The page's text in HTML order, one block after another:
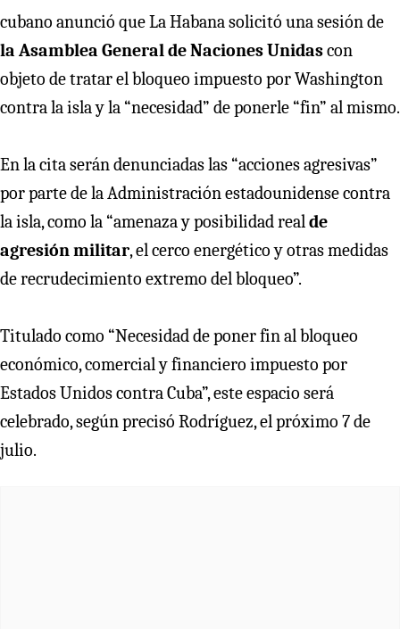
cubano anunció que La Habana solicitó una sesión de
la Asamblea General de Naciones Unidascon
objeto de tratar el bloqueo impuesto por Washington
contra la isla y la “necesidad” de ponerle “fin” al mismo.
En la cita serán denunciadas las “acciones agresivas”
por parte de la Administración estadounidense contra
la isla, como la “amenaza y posibilidad realde
agresión militar, el cerco energético y otras medidas
de recrudecimiento extremo del bloqueo”.
Titulado como “Necesidad de poner fin al bloqueo
económico, comercial y financiero impuesto por
Estados Unidos contra Cuba”, este espacio será
celebrado, según precisó Rodríguez, el próximo 7 de
julio.